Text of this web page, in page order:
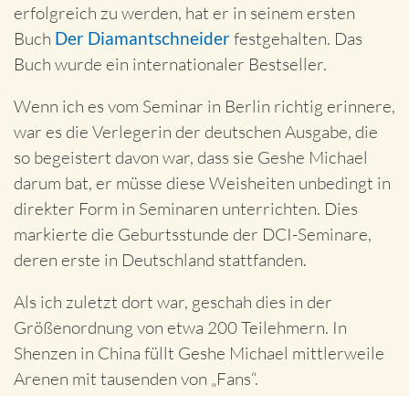
erfolgreich zu werden, hat er in seinem ersten
Buch Der Diamantschneiderfestgehalten. Das
Buch wurde ein internationaler Bestseller.
Wenn ich es vom Seminar in Berlin richtig erinnere,
war es die Verlegerin der deutschen Ausgabe, die
so begeistert davon war, dass sie Geshe Michael
darum bat, er müsse diese Weisheiten unbedingt in
direkter Form in Seminaren unterrichten. Dies
markierte die Geburtsstunde der DCI-Seminare,
deren erste in Deutschland stattfanden.
Als ich zuletzt dort war, geschah dies in der
Größenordnung von etwa 200 Teilehmern. In
Shenzen in China füllt Geshe Michael mittlerweile
Arenen mit tausenden von „Fans“.